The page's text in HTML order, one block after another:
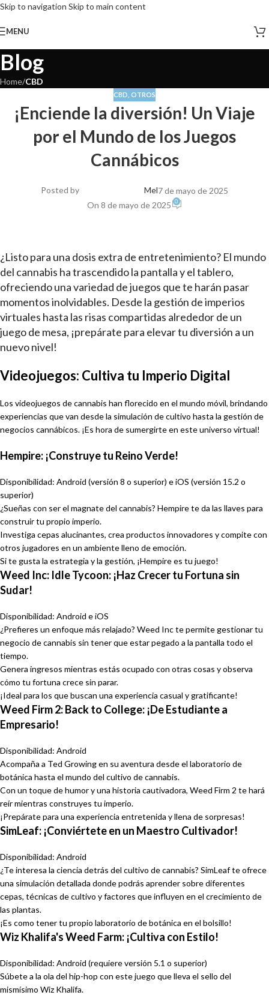
Skip to navigation Skip to main content
MENU
Blog
Home/CBD
CBD OTROS
¡Enciende la diversión! Un Viaje
por el Mundo de los Juegos
Cannábicos
Posted by Mel7 de mayo de 2025
On 8 de mayo de 2025
0
¿Listo para una dosis extra de entretenimiento? El mundo
del cannabis ha trascendido la pantalla y el tablero,
ofreciendo una variedad de juegos que te harán pasar
momentos inolvidables. Desde la gestión de imperios
virtuales hasta las risas compartidas alrededor de un
juego de mesa, ¡prepárate para elevar tu diversión a un
nuevo nivel!
Videojuegos: Cultiva tu Imperio Digital
Los videojuegos de cannabis han florecido en el mundo móvil, brindando
experiencias que van desde la simulación de cultivo hasta la gestión de
negocios cannábicos. ¡Es hora de sumergirte en este universo virtual!
Hempire: ¡Construye tu Reino Verde!
Disponibilidad: Android (versión 8 o superior) e iOS (versión 15.2 o
superior)
¿Sueñas con ser el magnate del cannabis? Hempire te da las llaves para
construir tu propio imperio.
Investiga cepas alucinantes, crea productos innovadores y compite con
otros jugadores en un ambiente lleno de emoción.
Si te gusta la estrategia y la gestión, ¡Hempire es tu juego!
Weed Inc: Idle Tycoon: ¡Haz Crecer tu Fortuna sin
Sudar!
Disponibilidad: Android e iOS
¿Prefieres un enfoque más relajado? Weed Inc te permite gestionar tu
negocio de cannabis sin tener que estar pegado a la pantalla todo el
tiempo.
Genera ingresos mientras estás ocupado con otras cosas y observa
cómo tu fortuna crece sin parar.
¡Ideal para los que buscan una experiencia casual y gratificante!
Weed Firm 2: Back to College: ¡De Estudiante a
Empresario!
Disponibilidad: Android
Acompaña a Ted Growing en su aventura desde el laboratorio de
botánica hasta el mundo del cultivo de cannabis.
Con un toque de humor y una historia cautivadora, Weed Firm 2 te hará
reír mientras construyes tu imperio.
¡Prepárate para una experiencia entretenida y llena de sorpresas!
SimLeaf: ¡Conviértete en un Maestro Cultivador!
Disponibilidad: Android
¿Te interesa la ciencia detrás del cultivo de cannabis? SimLeaf te ofrece
una simulación detallada donde podrás aprender sobre diferentes
cepas, técnicas de cultivo y factores que influyen en el crecimiento de
las plantas.
¡Es como tener tu propio laboratorio de botánica en el bolsillo!
Wiz Khalifa's Weed Farm: ¡Cultiva con Estilo!
Disponibilidad: Android (requiere versión 5.1 o superior)
Súbete a la ola del hip-hop con este juego que lleva el sello del
mismísimo Wiz Khalifa.